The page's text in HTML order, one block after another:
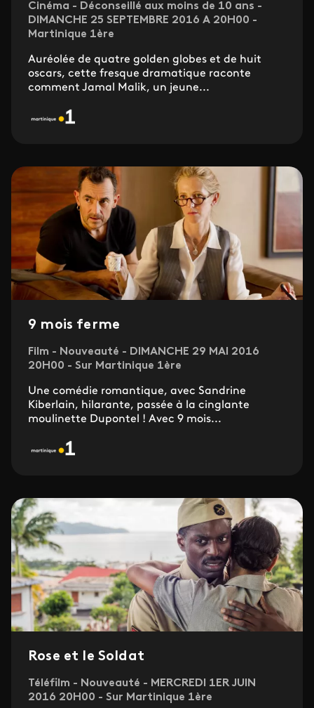
Cinéma - Déconseillé aux moins de 10 ans -
DIMANCHE 25 SEPTEMBRE 2016 A 20H00 -
Martinique 1ère
Auréolée de quatre golden globes et de huit
oscars, cette fresque dramatique raconte
comment Jamal Malik, un jeune...
9 mois ferme
Film - Nouveauté - DIMANCHE 29 MAI 2016
20H00 - Sur Martinique 1ère
Une comédie romantique, avec Sandrine
Kiberlain, hilarante, passée à la cinglante
moulinette Dupontel ! Avec 9 mois...
Rose et le Soldat
Téléfilm - Nouveauté - MERCREDI 1ER JUIN
2016 20H00 - Sur Martinique 1ère